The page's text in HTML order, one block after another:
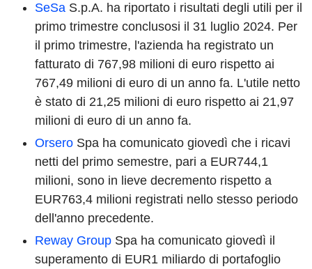
SeSa S.p.A. ha riportato i risultati degli utili per il
primo trimestre conclusosi il 31 luglio 2024. Per
il primo trimestre, l'azienda ha registrato un
fatturato di 767,98 milioni di euro rispetto ai
767,49 milioni di euro di un anno fa. L'utile netto
è stato di 21,25 milioni di euro rispetto ai 21,97
milioni di euro di un anno fa.
Orsero Spa ha comunicato giovedì che i ricavi
netti del primo semestre, pari a EUR744,1
milioni, sono in lieve decremento rispetto a
EUR763,4 milioni registrati nello stesso periodo
dell'anno precedente.
Reway Group Spa ha comunicato giovedì il
superamento di EUR1 miliardo di portafoglio